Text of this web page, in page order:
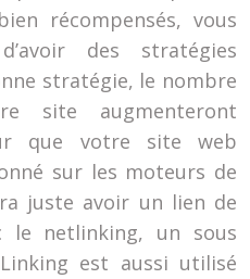
récompensés, vous
des stratégies
stratégie, le nombre
site augmenteront
que votre site web
sur les moteurs de
juste avoir un lien de
le netlinking, un sous
est aussi utilisé